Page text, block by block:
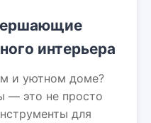
интерьера
и уютном доме?
— это не просто
для